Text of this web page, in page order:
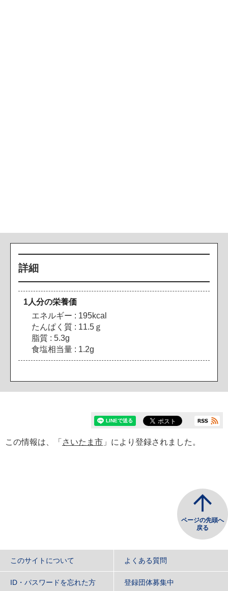
詳細
1人分の栄養価
エネルギー : 195kcal
たんぱく質 : 11.5ｇ
脂質 : 5.3g
食塩相当量 : 1.2g
この情報は、「 さいたま市 」により登録されました。
ページの先頭へ
戻る
このサイトについて よくある質問
ID・パスワードを忘れた方 登録団体募集中